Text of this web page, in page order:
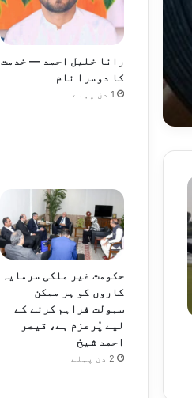
رانا خلیل احمد — خدمت
کا دوسرا نام
1 دن پہلے
حکومت غیر ملکی سرمایہ
کاروں کو ہر ممکن
سہولت فراہم کرنے کے
لیے پُرعزم ہے، قیصر
احمد شیخ
2 دن پہلے